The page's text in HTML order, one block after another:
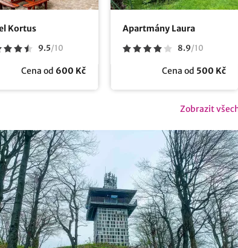
Kortus
9.5/10
Cena od 600 Kč
Apartmány Laura
8.9/10
Cena od 500 Kč
Zobrazit